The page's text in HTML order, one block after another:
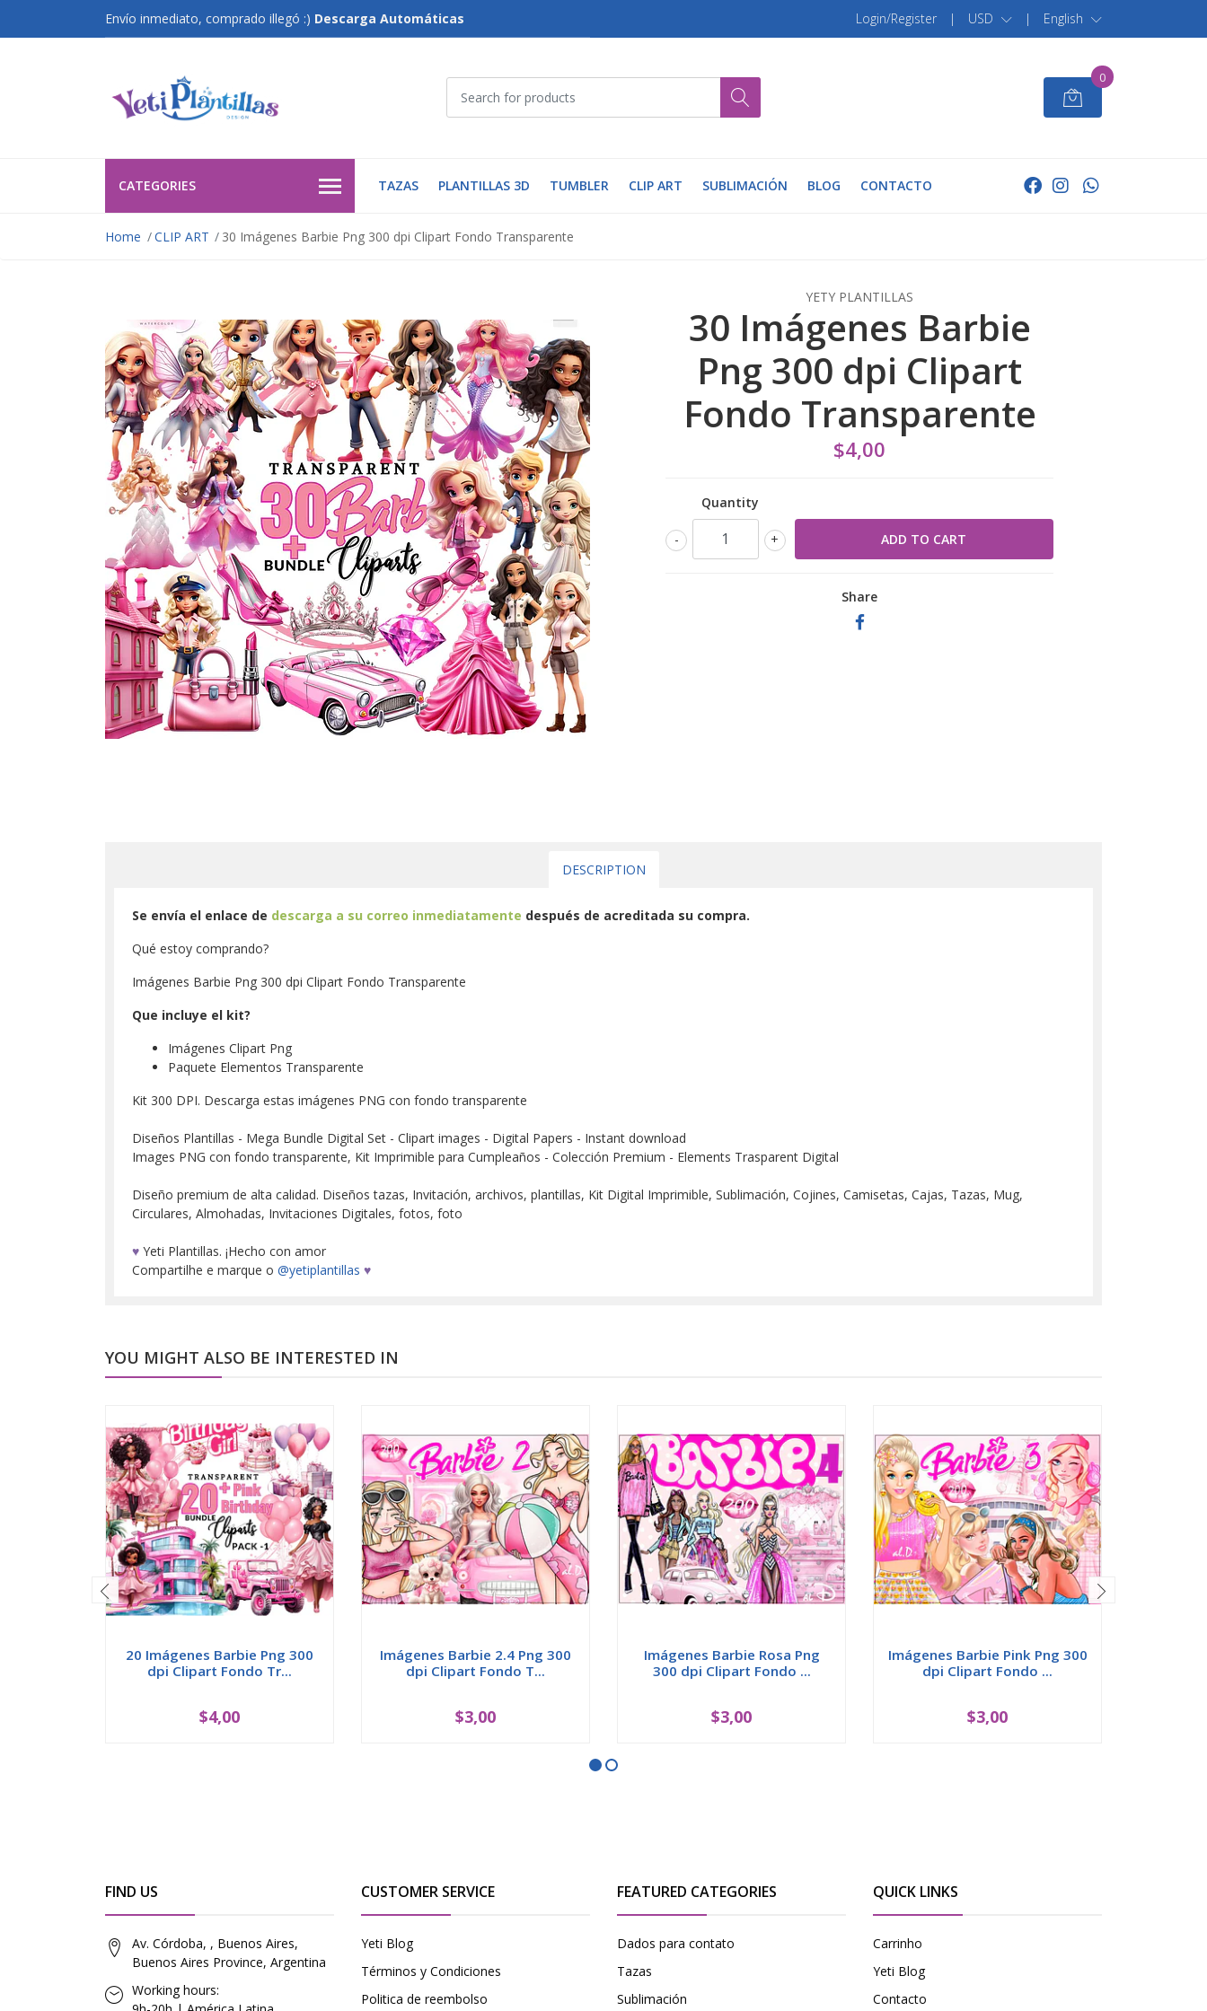
Envío inmediato, comprado illegó :) Descarga Automáticas Login/Register | USD | English
0
CATEGORIES TAZAS PLANTILLAS 3D TUMBLER CLIP ART SUBLIMACIÓN BLOG CONTACTO
Home CLIP ART 30 Imágenes Barbie Png 300 dpi Clipart Fondo Transparente
YETY PLANTILLAS
30 Imágenes Barbie
Png 300 dpi Clipart
Fondo Transparente
$4,00
Quantity
+
-
Share
DESCRIPTION
Se envía el enlace de descarga a su correo inmediatamente después de acreditada su compra.
Qué estoy comprando?
Imágenes Barbie Png 300 dpi Clipart Fondo Transparente
Que incluye el kit?
Imágenes Clipart Png
Paquete Elementos Transparente
Kit 300 DPI. Descarga estas imágenes PNG con fondo transparente
Diseños Plantillas - Mega Bundle Digital Set - Clipart images - Digital Papers - Instant download
Images PNG con fondo transparente, Kit Imprimible para Cumpleaños - Colección Premium - Elements Trasparent Digital
Diseño premium de alta calidad. Diseños tazas, Invitación, archivos, plantillas, Kit Digital Imprimible, Sublimación, Cojines, Camisetas, Cajas, Tazas, Mug,
Circulares, Almohadas, Invitaciones Digitales, fotos, foto
♥ Yeti Plantillas. ¡Hecho con amor
Compartilhe e marque o @yetiplantillas ♥
YOU MIGHT ALSO BE INTERESTED IN
20 Imágenes Barbie Png 300
dpi Clipart Fondo Tr...
$4,00
Imágenes Barbie 2.4 Png 300
dpi Clipart Fondo T...
$3,00
Imágenes Barbie Rosa Png
300 dpi Clipart Fondo ...
$3,00
Imágenes Barbie Pink Png 300
dpi Clipart Fondo ...
$3,00
FIND US
Av. Córdoba, , Buenos Aires,
Buenos Aires Province, Argentina
Working hours:
CUSTOMER SERVICE
Yeti Blog
Términos y Condiciones
Politica de reembolso
FEATURED CATEGORIES
Dados para contato
Tazas
Sublimación
QUICK LINKS
Carrinho
Yeti Blog
Contacto